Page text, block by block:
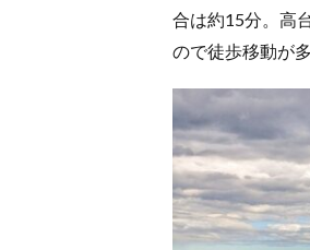
合は約15分。高
ので徒歩移動が